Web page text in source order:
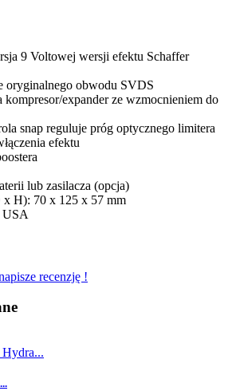
9 Voltowej wersji efektu Schaffer
oryginalnego obwodu SVDS
expander ze wzmocnieniem do
snap reguluje próg optycznego limitera
efektu
lub zasilacza (opcja)
H): 70 x 125 x 57 mm
USA
recenzję !